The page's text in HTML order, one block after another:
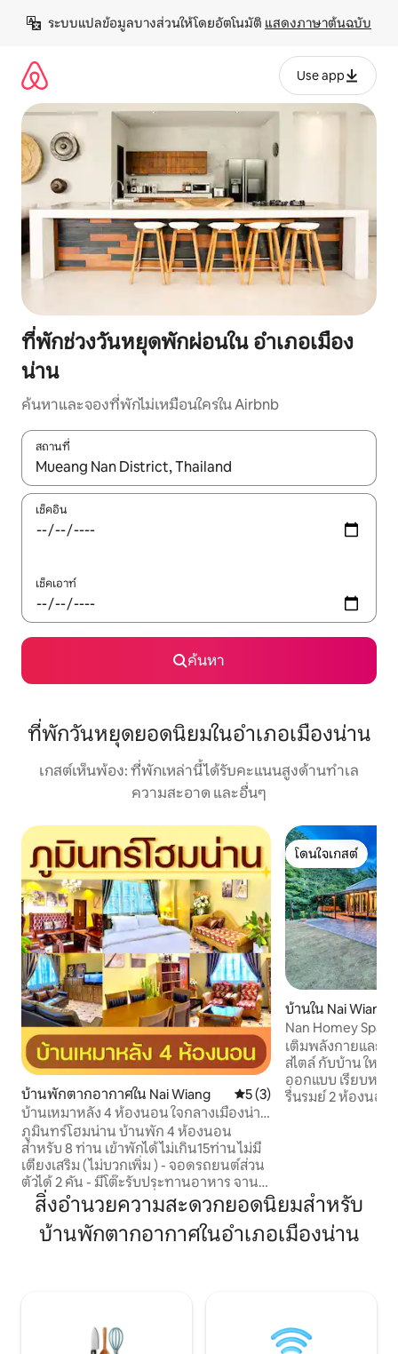
เนื้อหา
ระบบแปลข้อมูลบางส่วนให้โดยอัตโนมัติ แสดงภาษาต้นฉบับ
Use app
ที่พักช่วงวันหยุดพักผ่อนใน อำเภอเมือง
น่าน
ค้นหาและจองที่พักไม่เหมือนใครใน Airbnb
สถานที่
ใช้ลูกศรขึ้นลง หรือใช้การสัมผัสหรือปัด เพื่อสำรวจผลการค้นหา
เช็คอิน
เช็คเอาท์
ค้นหา
ที่พักวันหยุดยอดนิยมในอำเภอเมืองน่าน
เกสต์เห็นพ้อง: ที่พักเหล่านี้ได้รับคะแนนสูงด้านทำเล
ความสะอาด และอื่นๆ
บ้านพักตากอากาศใน Nai Wiang คะแนนเฉลี่ย 5 จาก 5, 3 รีวิว
5 (3)
บ้านเหมาหลัง 4 ห้องนอน ใจกลางเมืองน่าน
ใกล้ถนนคนเดิน100ม.
ภูมินทร์โฮมน่าน บ้านพัก 4 ห้องนอน
สำหรับ 8 ท่าน เข้าพักได้ไม่เกิน15ท่าน ไม่มี
เตียงเสริม ( ไม่บวกเพิ่ม ) - จอดรถยนต์ส่วน
ตัวได้ 2 คัน - มีโต๊ะรับประทานอาหาร จาน
ชาม ช้อน ซ้อม ( ไม่มีเครื่องครัวประกอบ
อาหาร ) - มีชุดโซฟารับแขก 4 ชุด - มีทีวี
,wifi ,แอร์ ,เครื่องทำน้ำอุ่น ,ตู้เย็น ,ตู้กดน้ำ
โดนใจเกสต์
โดนใจเกสต์
บ้านใน Nai Wiang
Nan Homey
เติมพลังกายและใ
สไตล์ กับบ้าน ใหม่
ออกแบบ เรียบหรู
รื่นรมย์ 2 ห้องนอน
ครอบครัว ใกล้ร้า
สนามบินและโรงพ
กิจกรรม ใต้ร่มไม้
สิ่งอำนวยความสะดวกยอดนิยมสำหรับ
บ้านพักตากอากาศในอำเภอเมืองน่าน